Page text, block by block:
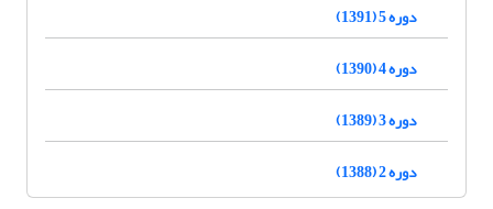
دوره 5 (1391)
دوره 4 (1390)
دوره 3 (1389)
دوره 2 (1388)